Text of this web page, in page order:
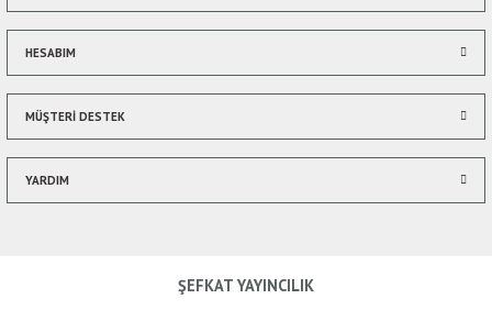
HESABIM
MÜŞTERİ DESTEK
YARDIM
ŞEFKAT YAYINCILIK